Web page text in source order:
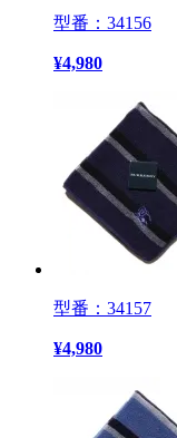
型番：34156
¥4,980
型番：34157
¥4,980